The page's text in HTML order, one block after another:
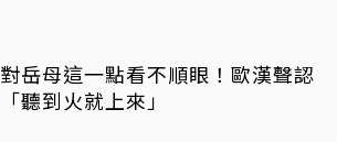
對岳母這一點看不順眼！歐漢聲認
「聽到火就上來」